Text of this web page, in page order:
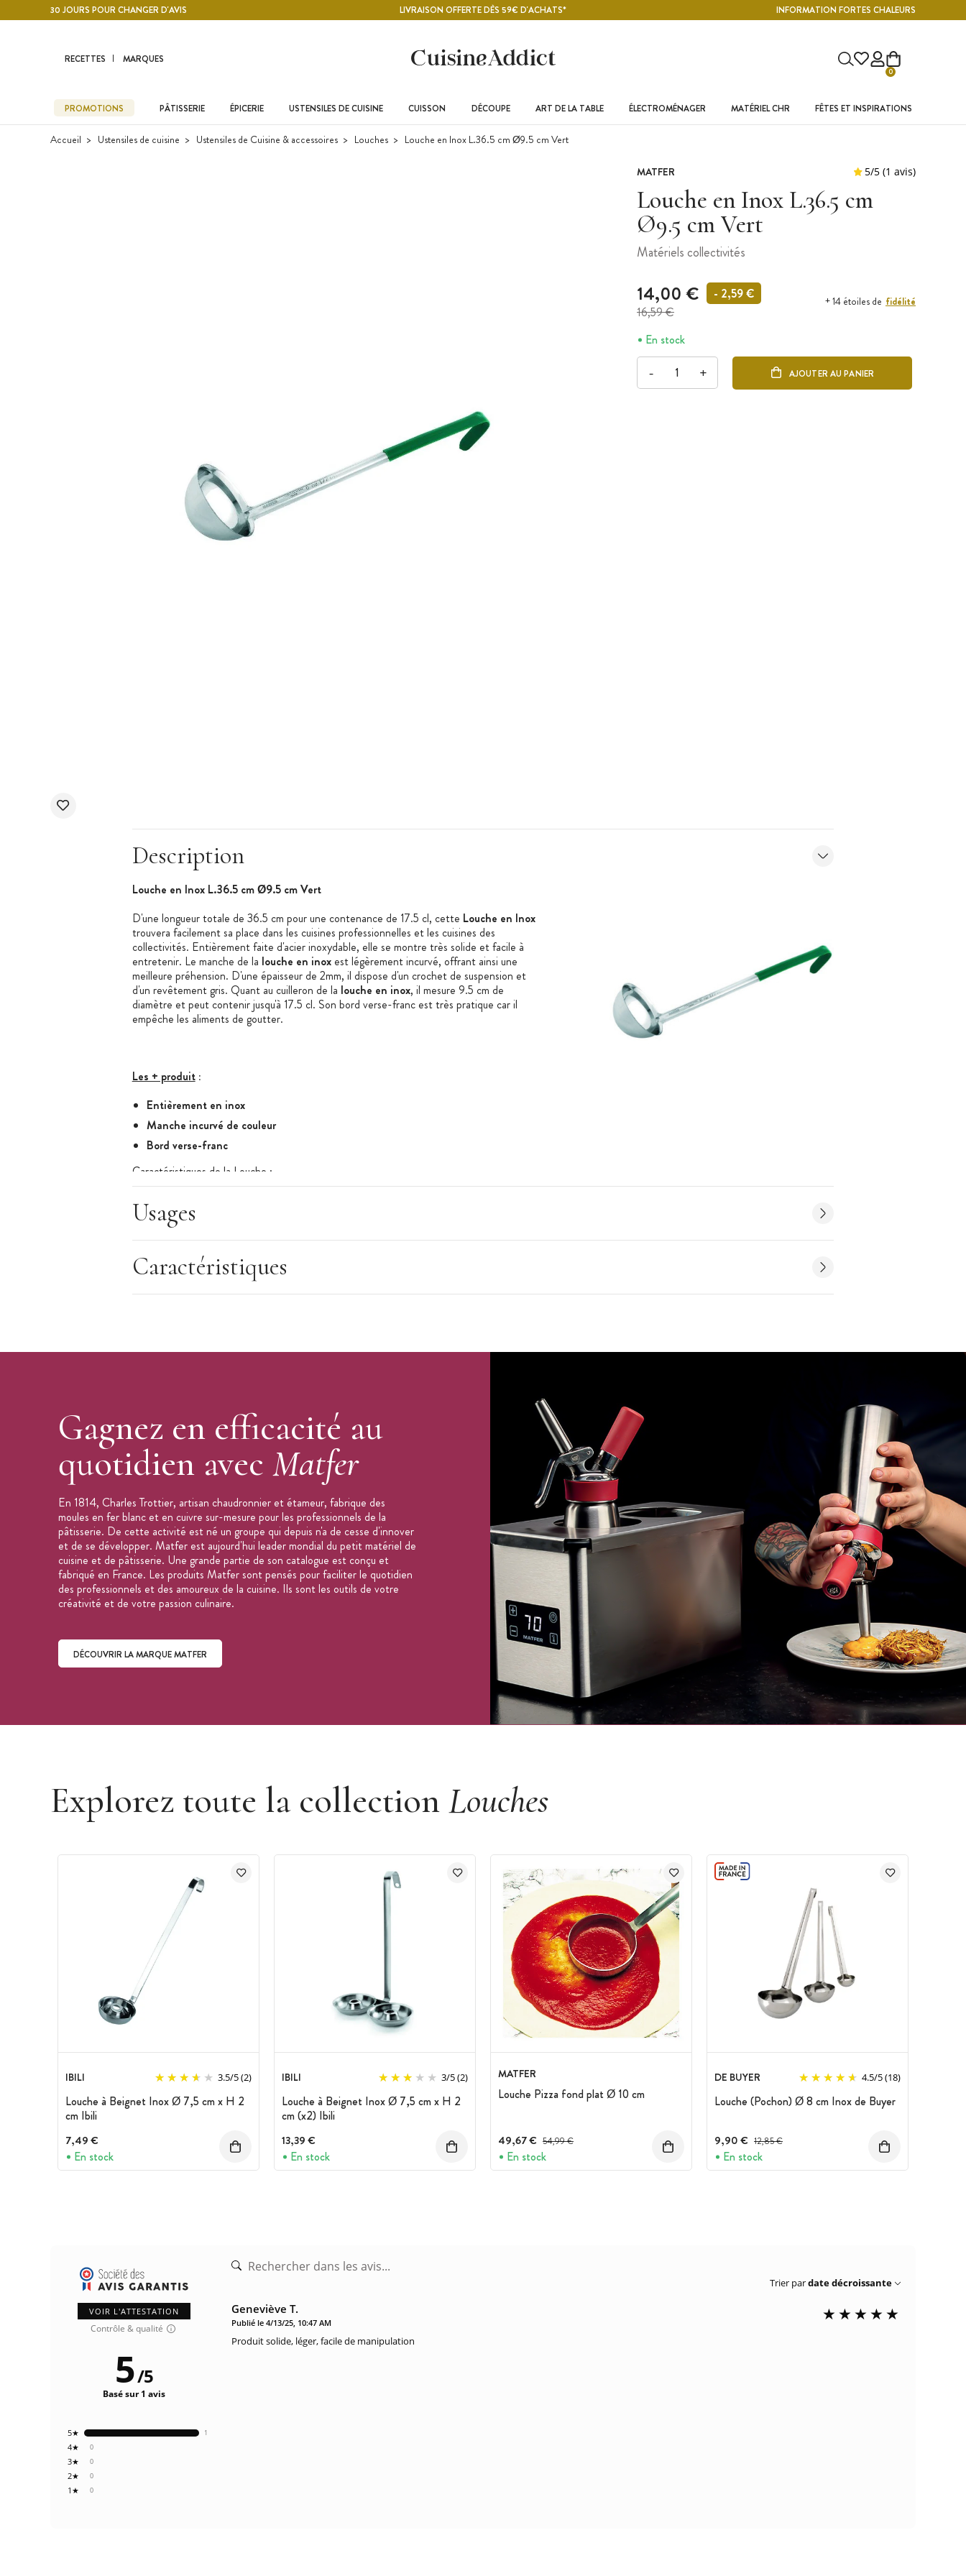
Contenu principal30 JOURS POUR CHANGER D'AVIS LIVRAISON OFFERTE DÈS 59€ D'ACHATS* INFORMATION FORTES CHALEURS
RECETTES MARQUES
0
PROMOTIONS PÂTISSERIE ÉPICERIE USTENSILES DE CUISINE CUISSON DÉCOUPE ART DE LA TABLE ÉLECTROMÉNAGER MATÉRIEL CHR FÊTES ET INSPIRATIONS
Accueil Ustensiles de cuisine Ustensiles de Cuisine & accessoires Louches Louche en Inox L.36.5 cm Ø9.5 cm Vert
MATFER
Louche en Inox L.36.5 cm
Ø9.5 cm Vert
Matériels collectivités
14,00 €
16,59 €
- 2,59 € + 14 étoiles de fidélité
En stock
- + AJOUTER AU PANIER
Description
Louche en Inox L.36.5 cm Ø9.5 cm Vert
D'une longueur totale de 36.5 cm pour une contenance de 17.5 cl, cette Louche en Inox
trouvera facilement sa place dans les cuisines professionnelles et les cuisines des
collectivités. Entièrement faite d'acier inoxydable, elle se montre très solide et facile à
entretenir. Le manche de la louche en inoxest légèrement incurvé, offrant ainsi une
meilleure préhension. D'une épaisseur de 2mm, il dispose d'un crochet de suspension et
d'un revêtement gris. Quant au cuilleron de la louche en inox, il mesure 9.5 cm de
diamètre et peut contenir jusqu'à 17.5 cl. Son bord verse-franc est très pratique car il
empêche les aliments de goutter.
Les + produit:
Entièrement en inox
Manche incurvé de couleur
Bord verse-franc
Caractéristiques de la Louche :
Matériel spécial collectivités et professionnels
1 louche (ou pochon)
Longueur totale : 36.5 cm
Diamètre du cuilleron : 9.5 cm
Contenance : 17.5 cl
Matériau : inox monobloc
Marque : Matfer
Usages
Caractéristiques
Gagnez en efficacité au
quotidien avec Matfer
En 1814, Charles Trottier, artisan chaudronnier et étameur, fabrique des
moules en fer blanc et en cuivre sur-mesure pour les professionnels de la
pâtisserie. De cette activité est né un groupe qui depuis n'a de cesse d'innover
et de se développer. Matfer est aujourd'hui leader mondial du petit matériel de
cuisine et de pâtisserie. Une grande partie de son catalogue est conçu et
fabriqué en France. Les produits Matfer sont pensés pour faciliter le quotidien
des professionnels et des amoureux de la cuisine. Ils sont les outils de votre
créativité et de votre passion culinaire.
DÉCOUVRIR LA MARQUE MATFER
Explorez toute la collection Louches
IBILI 3.5/5(2)
Louche à Beignet Inox Ø 7,5 cm x H 2
cm Ibili
7,49 €
En stock
IBILI 3/5(2)
Louche à Beignet Inox Ø 7,5 cm x H 2
cm (x2) Ibili
13,39 €
En stock
MATFER
Louche Pizza fond plat Ø 10 cm
49,67 € Prix avant réduction :
54,99 €
En stock
DE BUYER 4.5/5(18)
Louche (Pochon) Ø 8 cm Inox de Buyer
9,90 € Prix avant réduction :
12,85 €
En stock
VOIR L'ATTESTATION
Contrôle & qualité
0
1★
0
2★
0
3★
0
4★
1
5★
5/5
Basé sur 1 avis
Trier pardate décroissante
Geneviève T.
Publié le 4/13/25, 10:47 AM
Produit solide, léger, facile de manipulation